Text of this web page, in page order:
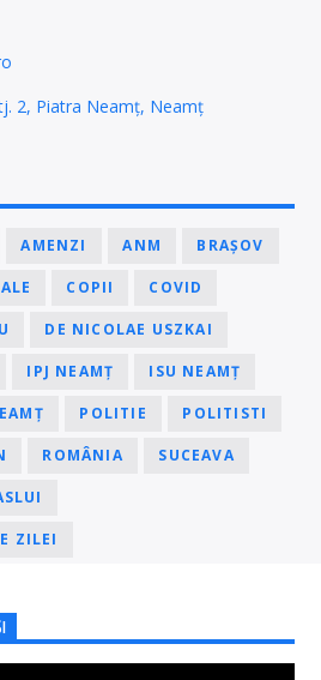
2, Piatra Neamț, Neamț
AMENZI ANM BRAȘOV
COPII COVID
DE NICOLAE USZKAI
IPJ NEAMȚ ISU NEAMȚ
POLITIE POLITISTI
ROMÂNIA SUCEAVA
ZILEI